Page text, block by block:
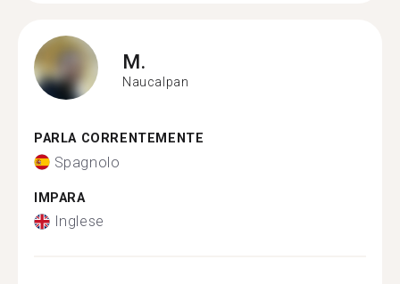
M.
Naucalpan
PARLA CORRENTEMENTE
Spagnolo
IMPARA
Inglese